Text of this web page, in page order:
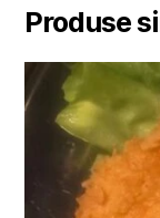
Produse